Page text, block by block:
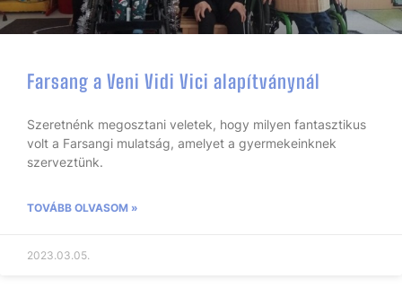
Farsang a Veni Vidi Vici alapítványnál
Szeretnénk megosztani veletek, hogy milyen fantasztikus
volt a Farsangi mulatság, amelyet a gyermekeinknek
szerveztünk.
TOVÁBB OLVASOM »
2023.03.05.